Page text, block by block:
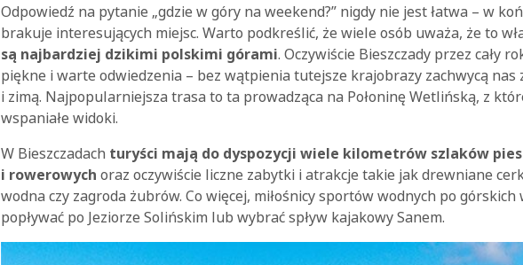
Odpowiedź na pytanie „gdzie w góry na weekend?” nigdy nie jest łatwa – w
brakuje interesujących miejsc. Warto podkreślić, że wiele osób uważa, że to
są najbardziej dzikimi polskimi górami. Oczywiście Bieszczady przez cały
piękne i warte odwiedzenia – bez wątpienia tutejsze krajobrazy zachwycą
i zimą. Najpopularniejsza trasa to ta prowadząca na Połoninę Wetlińską, z
wspaniałe widoki.
W Bieszczadach turyści mają do dyspozycji wiele kilometrów szlaków
i rowerowych oraz oczywiście liczne zabytki i atrakcje takie jak drewniane
wodna czy zagroda żubrów. Co więcej, miłośnicy sportów wodnych po
popływać po Jeziorze Solińskim lub wybrać spływ kajakowy Sanem.